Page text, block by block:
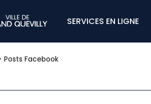
SERVICES EN LIGNE
Posts Facebook